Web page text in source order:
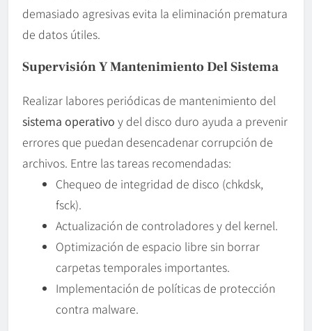
demasiado agresivas evita la eliminación prematura
de datos útiles.
Supervisión Y Mantenimiento Del Sistema
Realizar labores periódicas de mantenimiento del
sistema operativo y del disco duro ayuda a prevenir
errores que puedan desencadenar corrupción de
archivos. Entre las tareas recomendadas:
Chequeo de integridad de disco (chkdsk,
fsck).
Actualización de controladores y del kernel.
Optimización de espacio libre sin borrar
carpetas temporales importantes.
Implementación de políticas de protección
contra malware.